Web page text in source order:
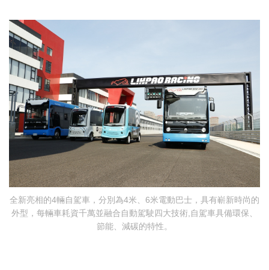
全新亮相的4輛自駕車，分別為4米、6米電動巴士，具有嶄新時尚的
外型，每輛車耗資千萬並融合自動駕駛四大技術,自駕車具備環保、
節能、減碳的特性。